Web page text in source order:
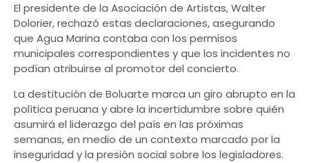
El presidente de la Asociación de Artistas, Walter
Dolorier, rechazó estas declaraciones, asegurando
que Agua Marina contaba con los permisos
municipales correspondientes y que los incidentes no
podían atribuirse al promotor del concierto.
La destitución de Boluarte marca un giro abrupto en la
política peruana y abre la incertidumbre sobre quién
asumirá el liderazgo del país en las próximas
semanas, en medio de un contexto marcado por la
inseguridad y la presión social sobre los legisladores.